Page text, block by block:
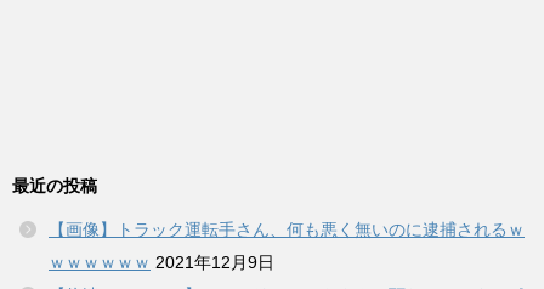
最近の投稿
【画像】トラック運転手さん、何も悪く無いのに逮捕されるｗ
ｗｗｗｗｗｗ 2021年12月9日